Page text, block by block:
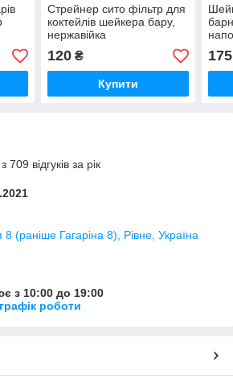
Стрейнер сито фільтр для
коктейлів шейкера бару,
нержавійка
120₴
Купити
175
відгуків за рік
(раніше Гагаріна 8), Рівне, Україна
з 10:00 до 19:00
роботи